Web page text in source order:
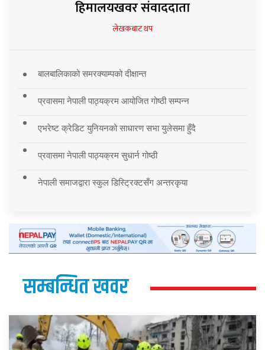
हिमालयखवर संवाददाता
लेखकबाट थप
बालबालिकाको समरक्याम्पको दीक्षान्त
प्रवासमा नेपाली पाठ्यक्रम आयोजित गोष्ठी सम्पन्न
एभरेष्ट क्रेडिट युनियनको साधारण सभा युलेसमा हुँदै
प्रवासमा नेपाली पाठ्यक्रम सुधार्न गोष्ठी
नेपाली समाजद्वारा स्कुल डिस्ट्रिक्टसँग अन्तरकृया
सम्बन्धित खवर